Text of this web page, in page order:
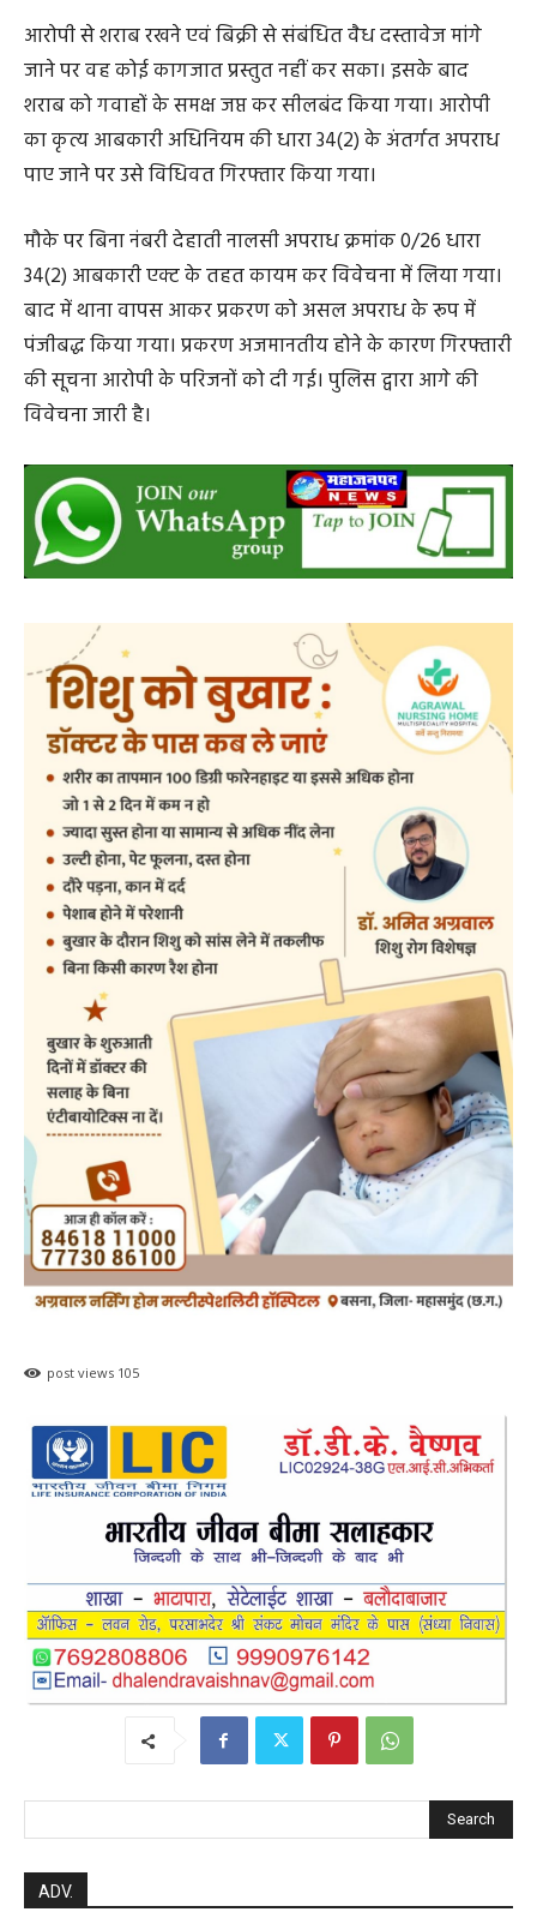
कुल 6 लीटर हाथ भट्ठी से निर्मित देशी महुआ शराब बरामद की गई,
जिसकी अनुमानित कीमत 1200 रुपये आंकी गई है।
आरोपी से शराब रखने एवं बिक्री से संबंधित वैध दस्तावेज मांगे
जाने पर वह कोई कागजात प्रस्तुत नहीं कर सका। इसके बाद
शराब को गवाहों के समक्ष जप्त कर सीलबंद किया गया। आरोपी
का कृत्य आबकारी अधिनियम की धारा 34(2) के अंतर्गत अपराध
पाए जाने पर उसे विधिवत गिरफ्तार किया गया।
मौके पर बिना नंबरी देहाती नालसी अपराध क्रमांक 0/26 धारा
34(2) आबकारी एक्ट के तहत कायम कर विवेचना में लिया गया।
बाद में थाना वापस आकर प्रकरण को असल अपराध के रूप में
पंजीबद्ध किया गया। प्रकरण अजमानतीय होने के कारण गिरफ्तारी
की सूचना आरोपी के परिजनों को दी गई। पुलिस द्वारा आगे की
विवेचना जारी है।
post views